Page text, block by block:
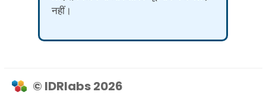
नहीं।
© IDRlabs 2026